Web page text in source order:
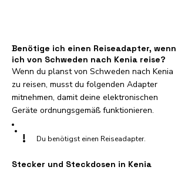
Benötige ich einen Reiseadapter, wenn
ich von Schweden nach Kenia reise?
Wenn du planst von Schweden nach Kenia
zu reisen, musst du folgenden Adapter
mitnehmen, damit deine elektronischen
Geräte ordnungsgemäß funktionieren.
! Du benötigst einen Reiseadapter.
Stecker und Steckdosen in Kenia